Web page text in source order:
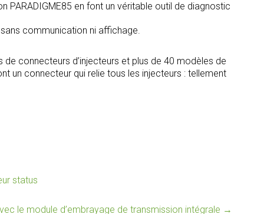
PARADIGME85 en font un véritable outil de diagnostic
communication ni affichage.
de connecteurs d’injecteurs et plus de 40 modèles de
un connecteur qui relie tous les injecteurs : tellement
status
le module d’embrayage de transmission intégrale →